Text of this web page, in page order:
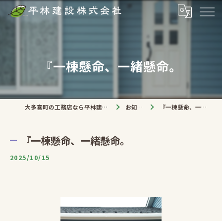
『一棟懸命、一緒懸命。
大多喜町の工務店なら平林建設株式会社 お知らせ 『一棟懸命、一緒懸命。
『一棟懸命、一緒懸命。
2025/10/15